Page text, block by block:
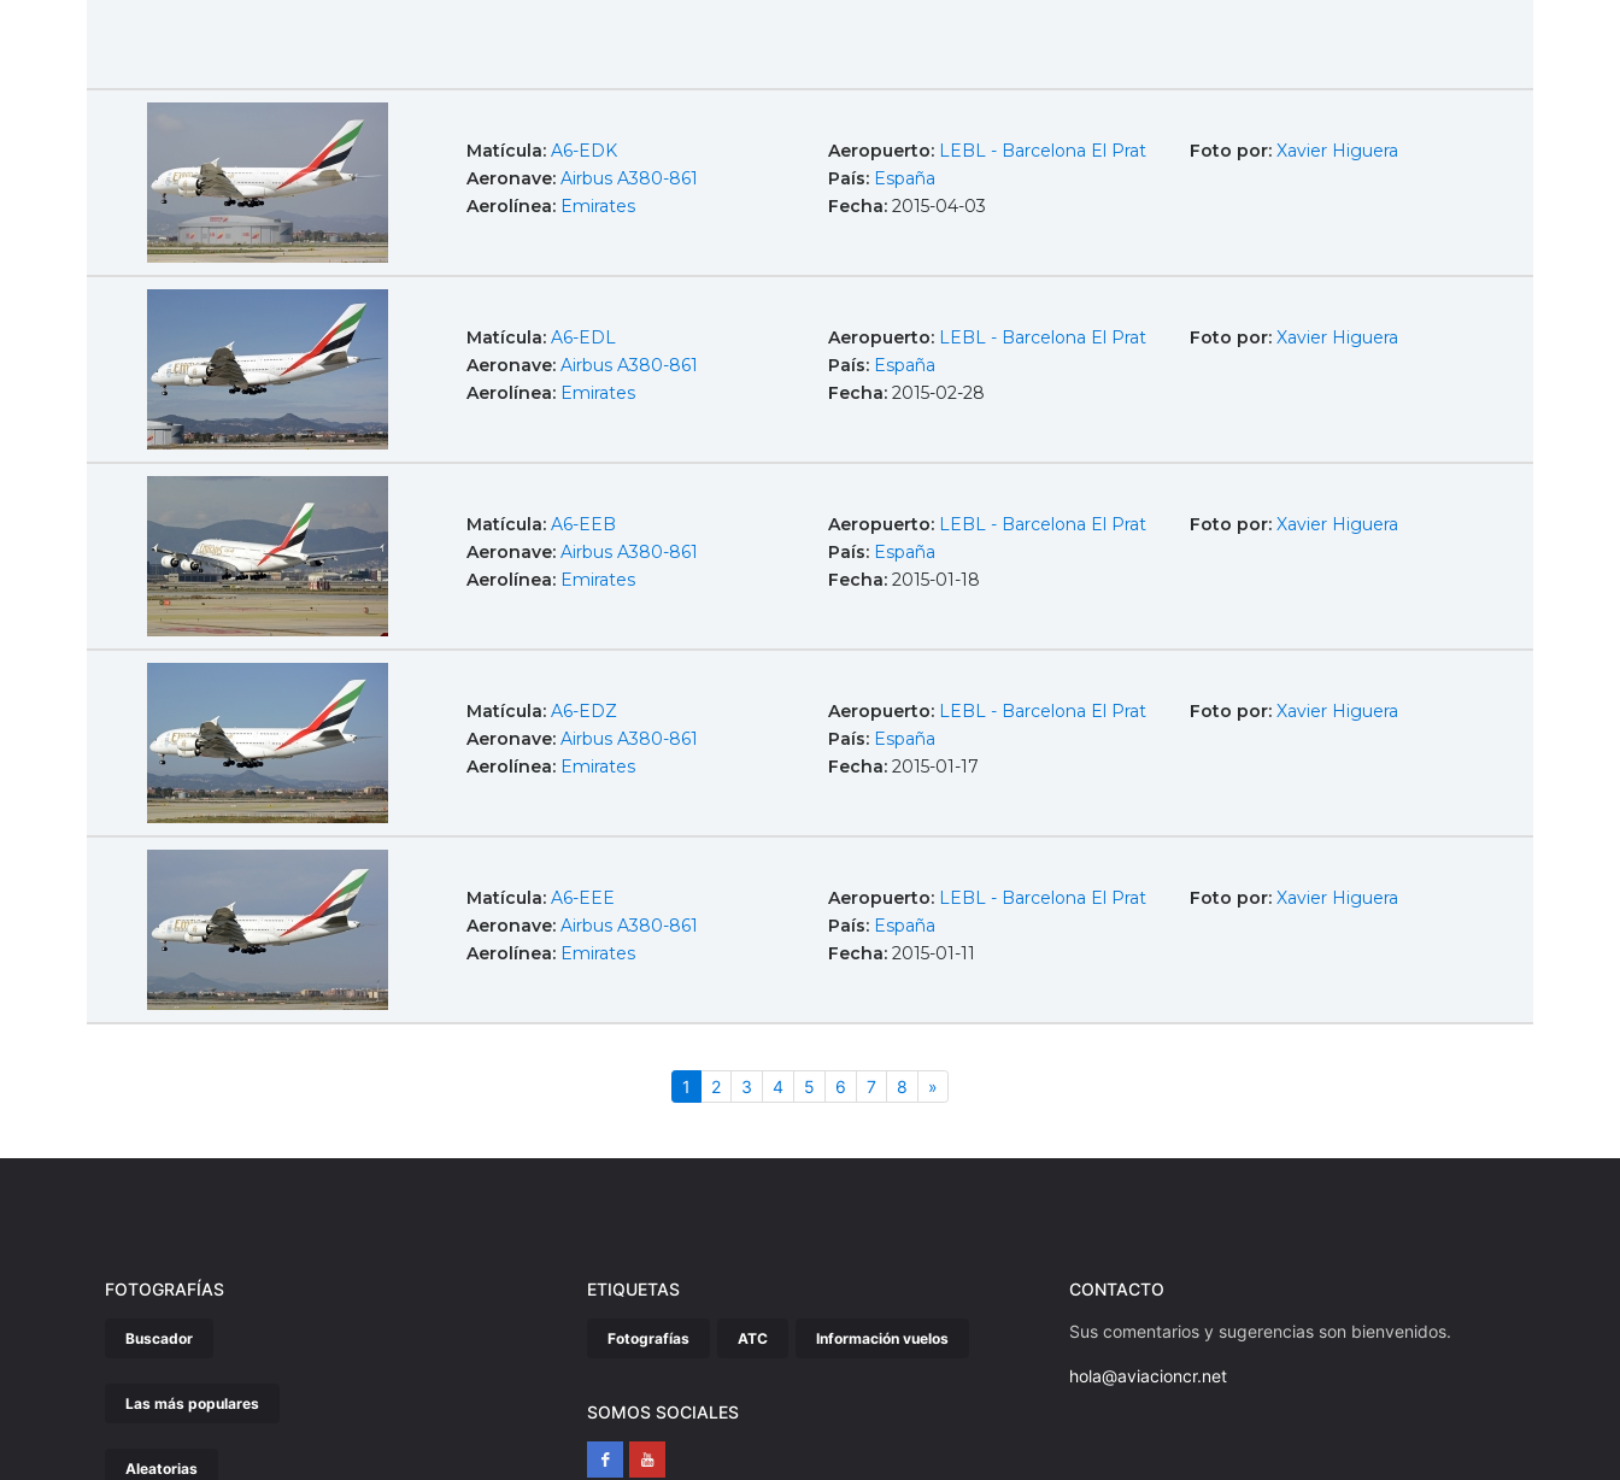
Matícula: A6-EDK
Aeronave: Airbus A380-861
Aerolínea: Emirates
Aeropuerto: LEBL - Barcelona El Prat
País: España
Fecha: 2015-04-03
Foto por: Xavier Higuera
Matícula: A6-EDL
Aeronave: Airbus A380-861
Aerolínea: Emirates
Aeropuerto: LEBL - Barcelona El Prat
País: España
Fecha: 2015-02-28
Foto por: Xavier Higuera
Matícula: A6-EEB
Aeronave: Airbus A380-861
Aerolínea: Emirates
Aeropuerto: LEBL - Barcelona El Prat
País: España
Fecha: 2015-01-18
Foto por: Xavier Higuera
Matícula: A6-EDZ
Aeronave: Airbus A380-861
Aerolínea: Emirates
Aeropuerto: LEBL - Barcelona El Prat
País: España
Fecha: 2015-01-17
Foto por: Xavier Higuera
Matícula: A6-EEE
Aeronave: Airbus A380-861
Aerolínea: Emirates
Aeropuerto: LEBL - Barcelona El Prat
País: España
Fecha: 2015-01-11
Foto por: Xavier Higuera
1 (actual)
2 3 4 5 6 7 8 »
FOTOGRAFÍAS
Buscador
Las más populares
Aleatorias
ETIQUETAS
Fotografías ATC Información vuelos
SOMOS SOCIALES
CONTACTO
Sus comentarios y sugerencias son bienvenidos.
hola@aviacioncr.net